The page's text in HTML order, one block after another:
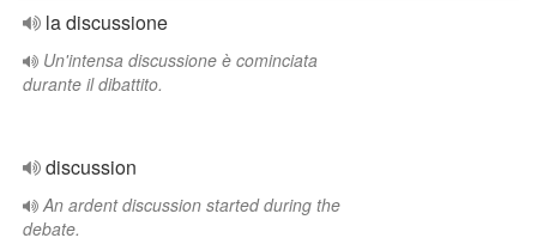
la discussione
Un'intensa discussione è cominciata
durante il dibattito.
discussion
An ardent discussion started during the
debate.